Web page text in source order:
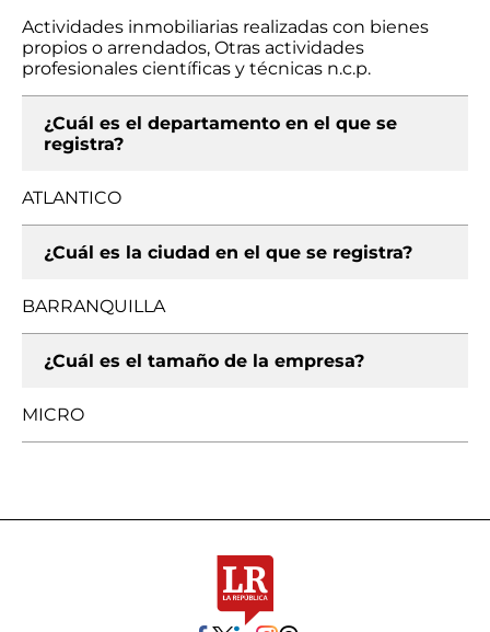
Actividades inmobiliarias realizadas con bienes
propios o arrendados, Otras actividades
profesionales científicas y técnicas n.c.p.
¿Cuál es el departamento en el que se
registra?
ATLANTICO
¿Cuál es la ciudad en el que se registra?
BARRANQUILLA
¿Cuál es el tamaño de la empresa?
MICRO